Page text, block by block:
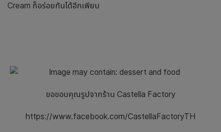
Cream ก็อร่อยกันได้อีกเพียบ
ขอขอบคุณรูปจากร้าน Castella Factory
https://www.facebook.com/CastellaFactoryTH